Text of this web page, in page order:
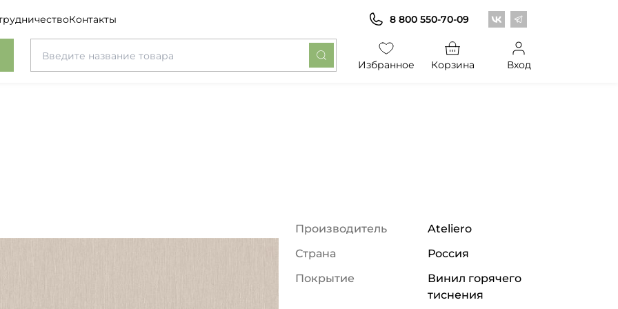
Контакты Центр обоев во
Центр обоев в
8 800 550-70-09
Избранное Корзина Вход
Производитель
Ateliero
Страна
Россия
Покрытие
Винил горячего
тиснения